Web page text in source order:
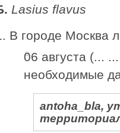
Lasius flavus
В городе Москва
06 августа (...
необходимые
antoha_bla,